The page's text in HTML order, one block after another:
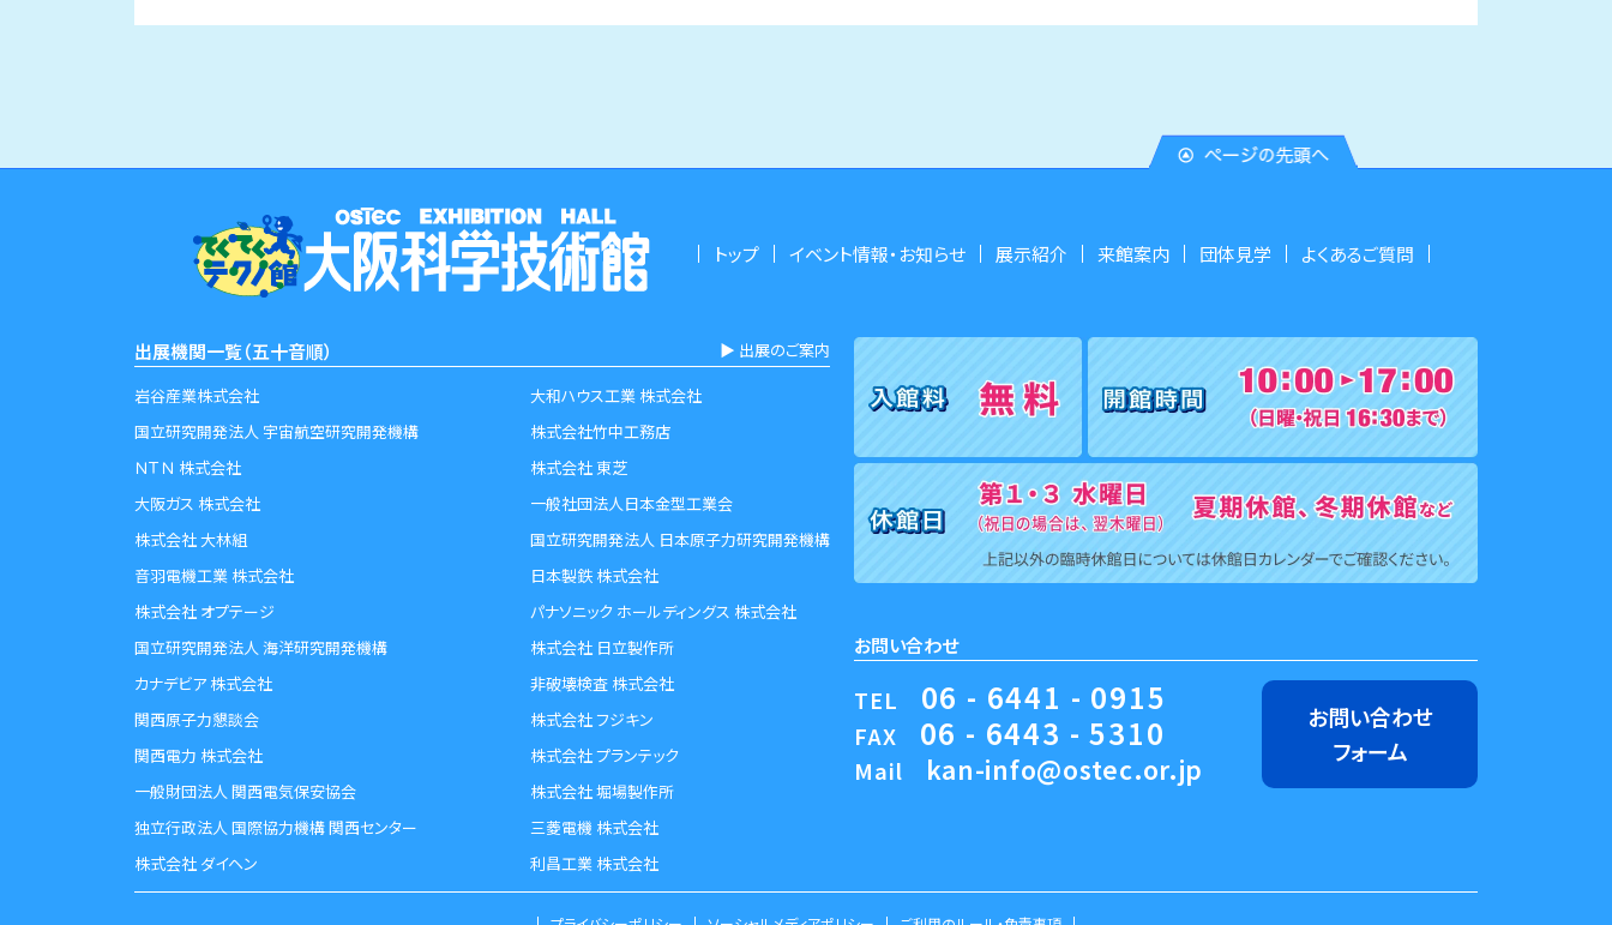
トップ イベント情報・お知らせ 展示紹介 来館案内 団体見学 よくあるご質問
お問い合わせ
TEL 06 - 6441 - 0915
FAX 06 - 6443 - 5310
Mail kan-info@ostec.or.jp
お問い合わせ
フォーム
出展機関一覧（五十音順）
▶︎ 出展のご案内
岩谷産業株式会社
国立研究開発法人 宇宙航空研究開発機構
ＮＴＮ 株式会社
大阪ガス 株式会社
株式会社 大林組
音羽電機工業 株式会社
株式会社 オプテージ
国立研究開発法人 海洋研究開発機構
カナデビア 株式会社
関西原子力懇談会
関西電力 株式会社
一般財団法人 関西電気保安協会
独立行政法人 国際協力機構 関西センター
株式会社 ダイヘン
大和ハウス工業 株式会社
株式会社竹中工務店
株式会社 東芝
一般社団法人日本金型工業会
国立研究開発法人 日本原子力研究開発機構
日本製鉄 株式会社
パナソニック ホールディングス 株式会社
株式会社 日立製作所
非破壊検査 株式会社
株式会社 フジキン
株式会社 プランテック
株式会社 堀場製作所
三菱電機 株式会社
利昌工業 株式会社